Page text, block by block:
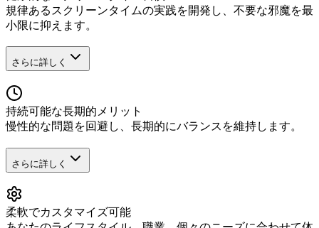
規律あるスクリーンタイムの実践を開発し、不要な邪魔を最
小限に抑えます。
さらに詳しく
持続可能な長期的メリット
慢性的な問題を回避し、長期的にバランスを維持します。
さらに詳しく
柔軟でカスタマイズ可能